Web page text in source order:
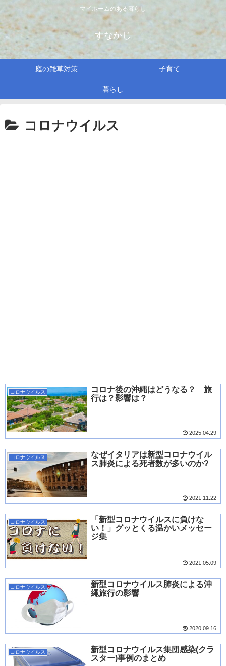
マイホームのある暮らし
すなかじ
庭の雑草対策 子育て
暮らし
コロナウイルス
コロナウイルス
コロナ後の沖縄はどうなる？ 旅
行は？影響は？
2025.04.29
コロナウイルス
なぜイタリアは新型コロナウイル
ス肺炎による死者数が多いのか?
2021.11.22
コロナウイルス
「新型コロナウイルスに負けな
い！」グッとくる温かいメッセー
ジ集
2021.05.09
コロナウイルス
新型コロナウイルス肺炎による沖
繩旅行の影響
2020.09.16
コロナウイルス
新型コロナウイルス集団感染(クラ
スター)事例のまとめ